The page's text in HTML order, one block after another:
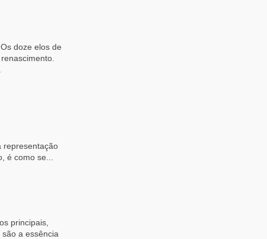
doze elos de
representação
é como se...
principais,
a essência